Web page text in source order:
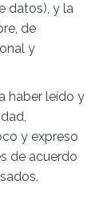
datos), y la
de
y
haber leído y
y expreso
de acuerdo